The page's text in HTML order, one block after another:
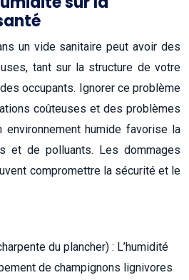
un vide sanitaire peut avoir des
tant sur la structure de votre
occupants. Ignorer ce problème
coûteuses et des problèmes
environnement humide favorise la
et de polluants. Les dommages
compromettre la sécurité et le
du plancher) : L’humidité
de champignons lignivores